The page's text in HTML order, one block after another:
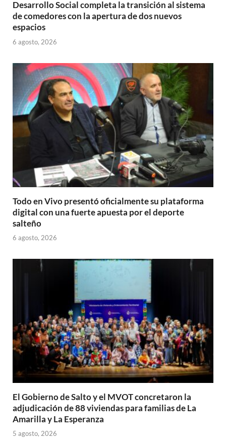
Desarrollo Social completa la transición al sistema
de comedores con la apertura de dos nuevos
espacios
6 agosto, 2026
Todo en Vivo presentó oficialmente su plataforma
digital con una fuerte apuesta por el deporte
salteño
6 agosto, 2026
El Gobierno de Salto y el MVOT concretaron la
adjudicación de 88 viviendas para familias de La
Amarilla y La Esperanza
5 agosto, 2026